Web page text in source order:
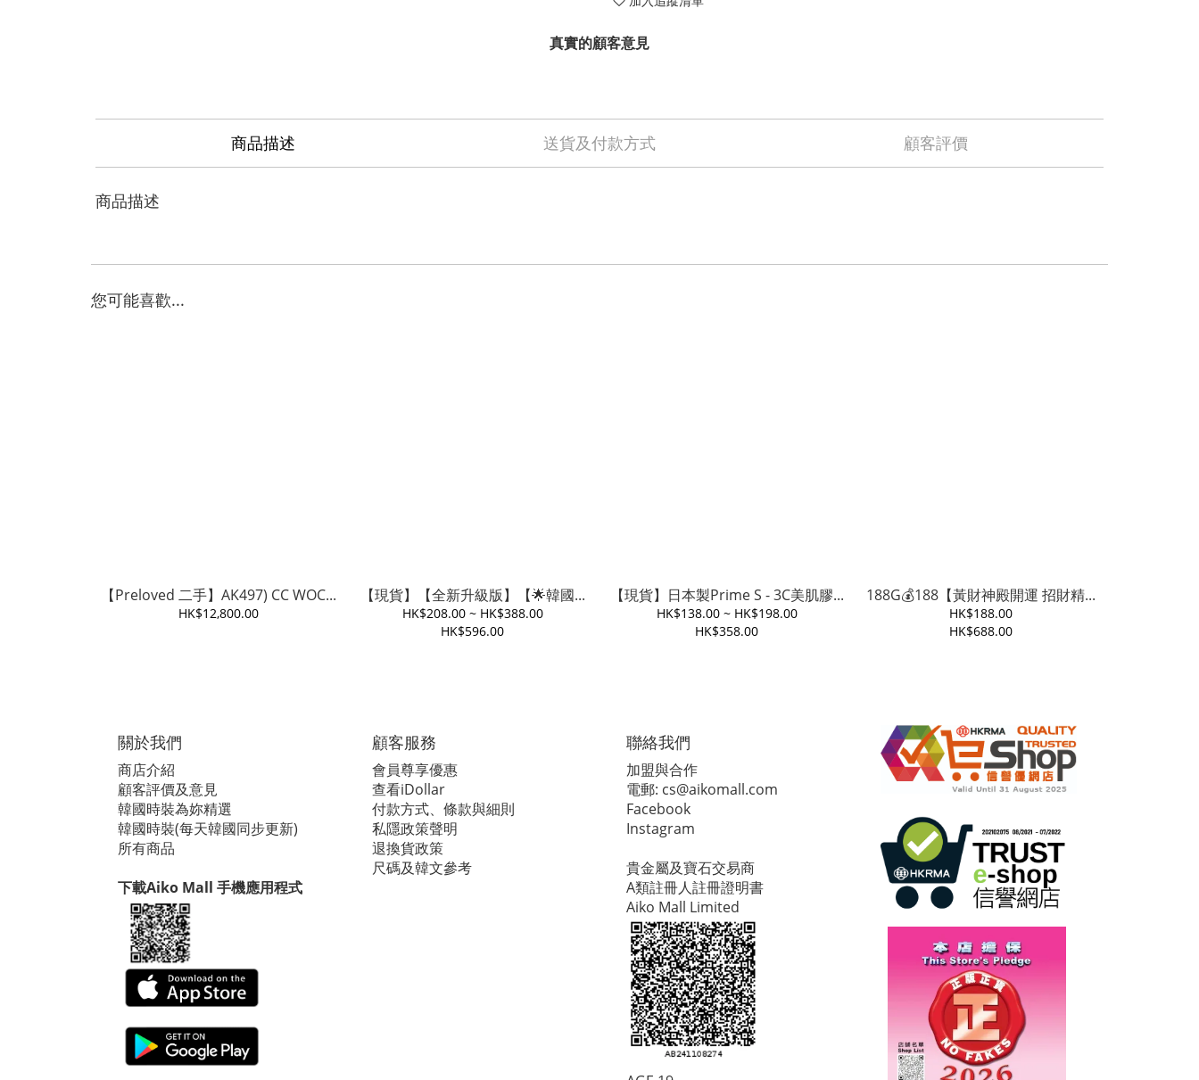
真實的顧客意見
商品描述 送貨及付款方式 顧客評價
商品描述
您可能喜歡...
【Preloved 二手】AK497) CC WOC...
HK$12,800.00
【現貨】【全新升級版】【🌟韓國...
HK$208.00 ~ HK$388.00
HK$596.00
【現貨】日本製Prime S - 3C美肌膠...
HK$138.00 ~ HK$198.00
HK$358.00
188G💰188【黃財神殿開運 招財精...
HK$188.00
HK$688.00
關於我們
商店介紹
顧客評價及意見
韓國時裝為妳精選
韓國時裝(每天韓國同步更新)
所有商品
下載Aiko Mall 手機應用程式
顧客服務
會員尊享優惠
查看iDollar
付款方式、條款與細則
私隱政策聲明
退換貨政策
尺碼及韓文參考
聯絡我們
加盟與合作
電郵: cs@aikomall.com
Facebook
Instagram
貴金屬及寶石交易商
A類註冊人註冊證明書
Aiko Mall Limited